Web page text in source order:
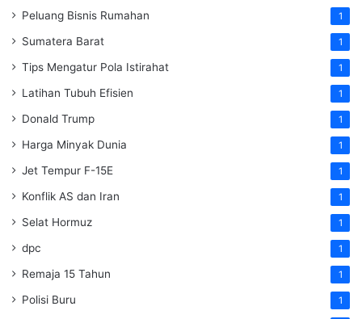
Peluang Bisnis Rumahan 1
Sumatera Barat 1
Tips Mengatur Pola Istirahat 1
Latihan Tubuh Efisien 1
Donald Trump 1
Harga Minyak Dunia 1
Jet Tempur F-15E 1
Konflik AS dan Iran 1
Selat Hormuz 1
dpc 1
Remaja 15 Tahun 1
Polisi Buru 1